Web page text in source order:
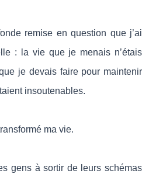
remise en question que j’ai
: la vie que je menais n’étais
je devais faire pour maintenir
insoutenables.
ma vie.
gens à sortir de leurs schémas